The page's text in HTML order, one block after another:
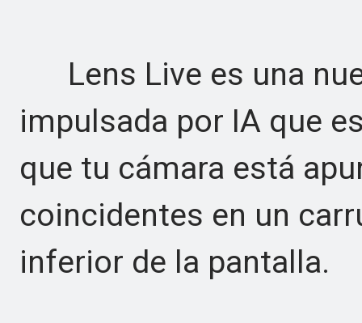
Lens Live es una
impulsada por IA que
que tu cámara está
coincidentes en un
inferior de la pantalla.